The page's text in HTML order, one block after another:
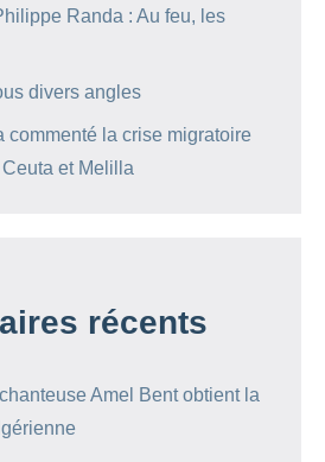
Randa : Au feu, les
divers angles
commenté la crise migratoire
et Melilla
récents
Amel Bent obtient la